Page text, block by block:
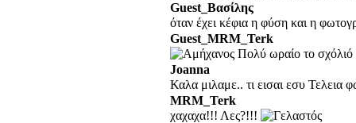
Guest_Βασίλης
όταν έχει κέφια η φύση και η
Guest_MRM_Terk
Πολύ ωραίο το
Joanna
Καλα μιλαμε.. τι εισαι εσυ Τελεια
MRM_Terk
χαχαχα!!! Λες?!!!